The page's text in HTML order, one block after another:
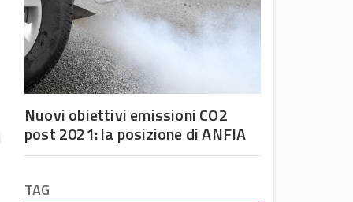
Nuovi obiettivi emissioni CO2
post 2021: la posizione di ANFIA
TAG